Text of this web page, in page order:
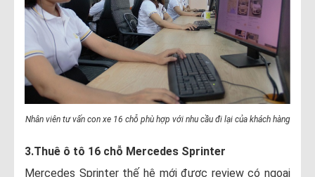
Nhân viên tư vấn con xe 16 chỗ phù hợp với nhu cầu đi lại của khách hàng
3.Thuê ô tô 16 chỗ Mercedes Sprinter
Mercedes Sprinter thế hệ mới được review có ngoại